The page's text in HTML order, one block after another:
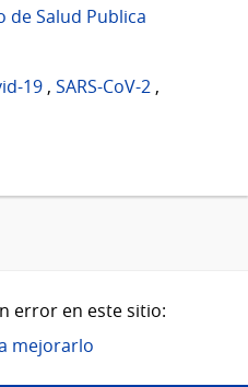
de Salud Publica
19 , SARS-CoV-2 ,
error en este sitio:
mejorarlo